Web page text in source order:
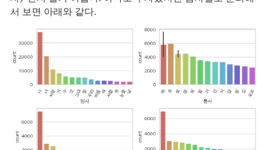
서 보면 아래와 같다.